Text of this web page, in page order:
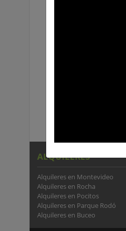
ALQUILERES
Alquileres en Montevideo
Alquileres en Rocha
Alquileres en Pocitos
Alquileres en Parque Rodó
Alquileres en Buceo